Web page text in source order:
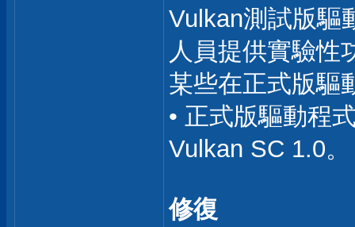
Vulkan測試版驅
人員提供實驗性
某些在正式版驅
• 正式版驅動程
Vulkan SC 1.0。
修復